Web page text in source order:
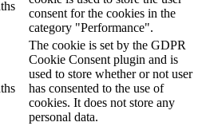
consent for the cookies in the
category "Performance".
The cookie is set by the GDPR
Cookie Consent plugin and is
used to store whether or not user
has consented to the use of
cookies. It does not store any
personal data.